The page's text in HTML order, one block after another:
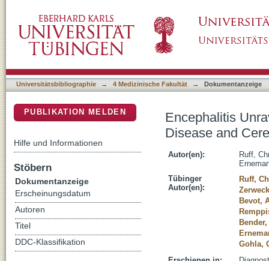
Teenager
Universitätsbibliographie → 4 Medizinische Fakultät → Dokumentanzeige
Encephalitis
Disease and
Autor(en):
Ruff,
Tübinger
Autor(en):
Ruff,
Bevot,
Gohla,
PUBLIKATION MELDEN
Hilfe und Informationen
Stöbern
Dokumentanzeige
Erscheinungsdatum
Autoren
Titel
DDC-Klassifikation